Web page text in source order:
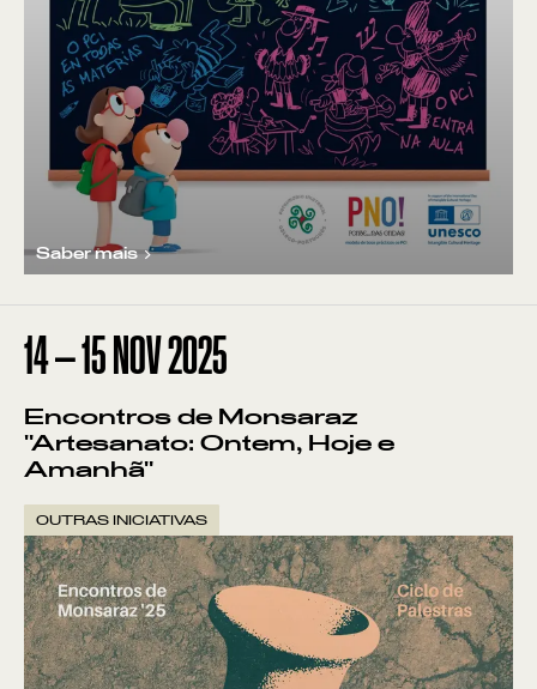
Saber mais
14—15NOV2025
Encontros de Monsaraz
"Artesanato: Ontem, Hoje e
Amanhã"
OUTRAS INICIATIVAS